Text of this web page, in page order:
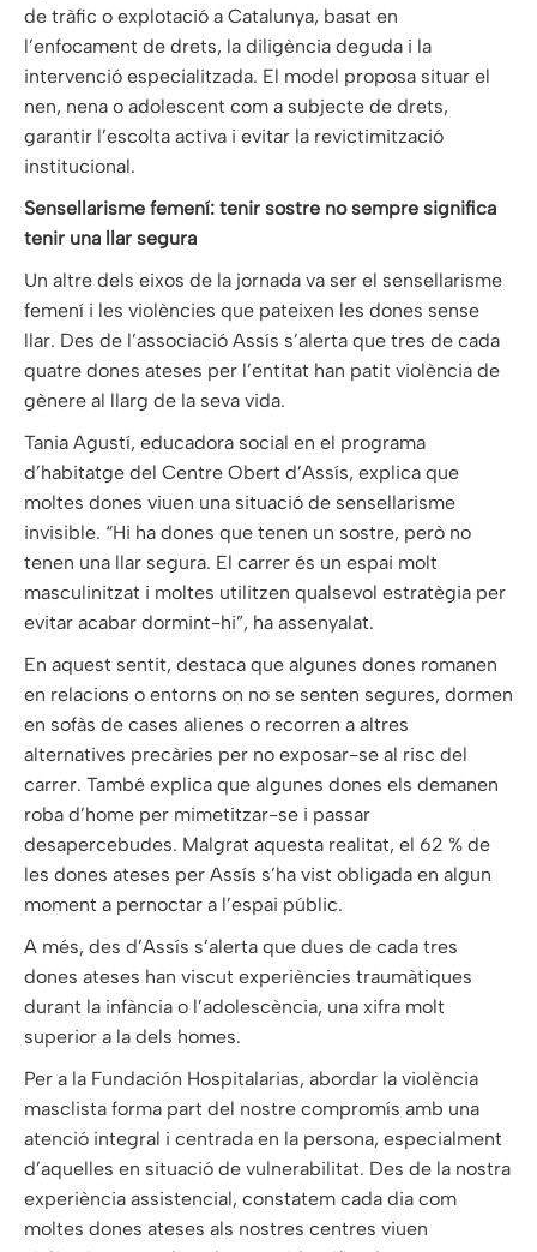
de tràfic o explotació a Catalunya, basat en
l’enfocament de drets, la diligència deguda i la
intervenció especialitzada. El model proposa situar el
nen, nena o adolescent com a subjecte de drets,
garantir l’escolta activa i evitar la revictimització
institucional.
Sensellarisme femení: tenir sostre no sempre significa
tenir una llar segura
Un altre dels eixos de la jornada va ser el sensellarisme
femení i les violències que pateixen les dones sense
llar. Des de l’associació Assís s’alerta que tres de cada
quatre dones ateses per l’entitat han patit violència de
gènere al llarg de la seva vida.
Tania Agustí, educadora social en el programa
d’habitatge del Centre Obert d’Assís, explica que
moltes dones viuen una situació de sensellarisme
invisible. “Hi ha dones que tenen un sostre, però no
tenen una llar segura. El carrer és un espai molt
masculinitzat i moltes utilitzen qualsevol estratègia per
evitar acabar dormint-hi”, ha assenyalat.
En aquest sentit, destaca que algunes dones romanen
en relacions o entorns on no se senten segures, dormen
en sofàs de cases alienes o recorren a altres
alternatives precàries per no exposar-se al risc del
carrer. També explica que algunes dones els demanen
roba d’home per mimetitzar-se i passar
desapercebudes. Malgrat aquesta realitat, el 62 % de
les dones ateses per Assís s’ha vist obligada en algun
moment a pernoctar a l’espai públic.
A més, des d’Assís s’alerta que dues de cada tres
dones ateses han viscut experiències traumàtiques
durant la infància o l’adolescència, una xifra molt
superior a la dels homes.
Per a la Fundación Hospitalarias, abordar la violència
masclista forma part del nostre compromís amb una
atenció integral i centrada en la persona, especialment
d’aquelles en situació de vulnerabilitat. Des de la nostra
experiència assistencial, constatem cada dia com
moltes dones ateses als nostres centres viuen